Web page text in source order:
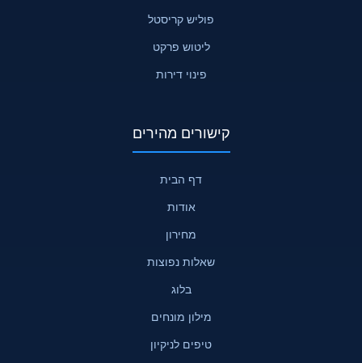
פוליש קריסטל
ליטוש פרקט
פינוי דירות
קישורים מהירים
דף הבית
אודות
מחירון
שאלות נפוצות
בלוג
מילון מונחים
טיפים לניקיון